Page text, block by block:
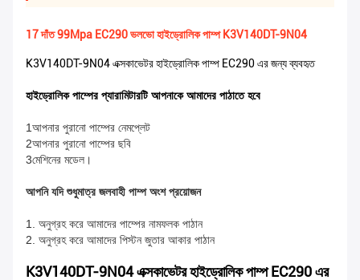
17 দাঁত 99Mpa EC290 ভলভো হাইড্রোলিক পাম্প K3V140DT-9N04
K3V140DT-9N04 এক্সকাভেটর হাইড্রোলিক পাম্প EC290 এর জন্য ব্যবহৃত
হাইড্রোলিক পাম্পের প্যারামিটারটি আপনাকে আমাদের পাঠাতে হবে
1আপনার পুরানো পাম্পের নেমপ্লেট
2আপনার পুরানো পাম্পের ছবি
3মেশিনের মডেল।
আপনি যদি শুধুমাত্র জলবাহী পাম্প অংশ প্রয়োজন
1. অনুগ্রহ করে আমাদের পাম্পের নামফলক পাঠান
2. অনুগ্রহ করে আমাদের পিস্টন জুতার আকার পাঠান
K3V140DT-9N04 এক্সকাভেটর হাইড্রোলিক পাম্প EC290 এর